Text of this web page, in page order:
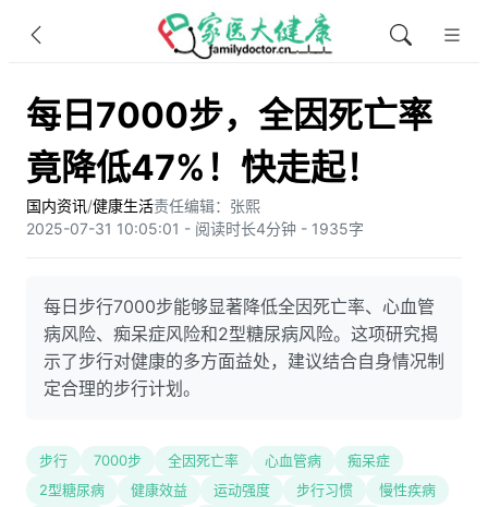
每日7000步，全因死亡率
竟降低47%！快走起！
国内资讯/健康生活责任编辑：张熙
2025-07-31 10:05:01 - 阅读时长4分钟 - 1935字
每日步行7000步能够显著降低全因死亡率、心血管
病风险、痴呆症风险和2型糖尿病风险。这项研究揭
示了步行对健康的多方面益处，建议结合自身情况制
定合理的步行计划。
步行 7000步 全因死亡率 心血管病
痴呆症
2型糖尿病
健康效益 运动强度 步行习惯
慢性疾病